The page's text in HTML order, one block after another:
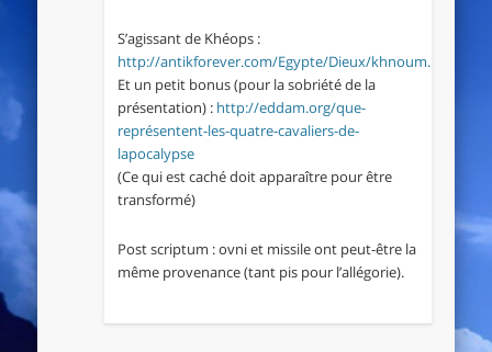
S’agissant de Khéops :
http://antikforever.com/Egypte/Dieux/khnoum.htm
Et un petit bonus (pour la sobriété de la
présentation) : http://eddam.org/que-
représentent-les-quatre-cavaliers-de-
lapocalypse
(Ce qui est caché doit apparaître pour être
transformé)
Post scriptum : ovni et missile ont peut-être la
même provenance (tant pis pour l’allégorie).